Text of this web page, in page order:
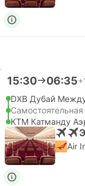
15:30 06:35
DXB Дубай
KTM Катманду
Air